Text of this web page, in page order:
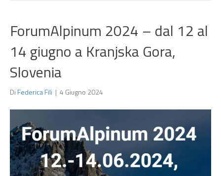
ForumAlpinum 2024 – dal 12 al
14 giugno a Kranjska Gora,
Slovenia
DiFederica Fili | 4 Giugno 2024